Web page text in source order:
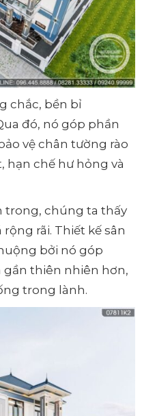
chắc, bền bỉ
đó, nó góp phần
vệ chân tường rào
hạn chế hư hỏng và
trong, chúng ta thấy
rãi. Thiết kế sân
bởi nó góp
thiên nhiên hơn,
trong lành.